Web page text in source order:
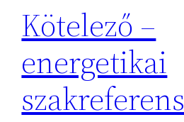
Kötelező –
energetikai
szakreferens